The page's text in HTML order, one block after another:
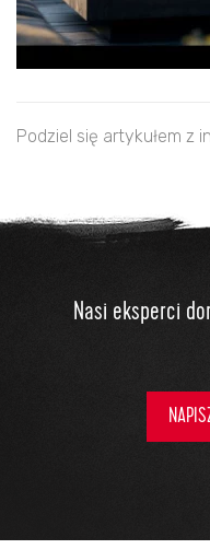
Podziel się artykułem z
Nasi eksperci